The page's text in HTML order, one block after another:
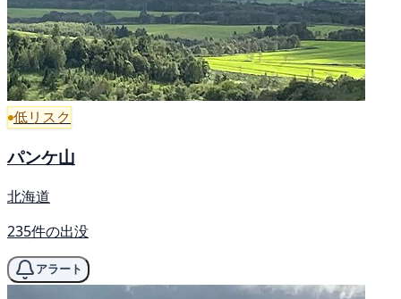
低リスク
パンケ山
北海道
235件の出没
アラート